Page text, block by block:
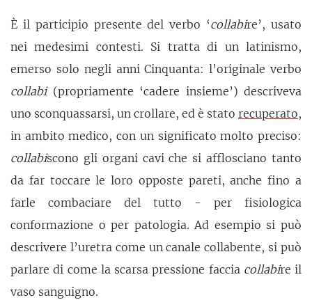
È il participio presente del verbo ‘collabire’, usato
nei medesimi contesti. Si tratta di un latinismo,
emerso solo negli anni Cinquanta: l’originale verbo
collabi(propriamente ‘cadere insieme’) descriveva
uno sconquassarsi, un crollare, ed è stato recuperato,
in ambito medico, con un significato molto preciso:
collabiscono gli organi cavi che si afflosciano tanto
da far toccare le loro opposte pareti, anche fino a
farle combaciare del tutto - per fisiologica
conformazione o per patologia. Ad esempio si può
descrivere l’uretra come un canale collabente, si può
parlare di come la scarsa pressione faccia collabire il
vaso sanguigno.